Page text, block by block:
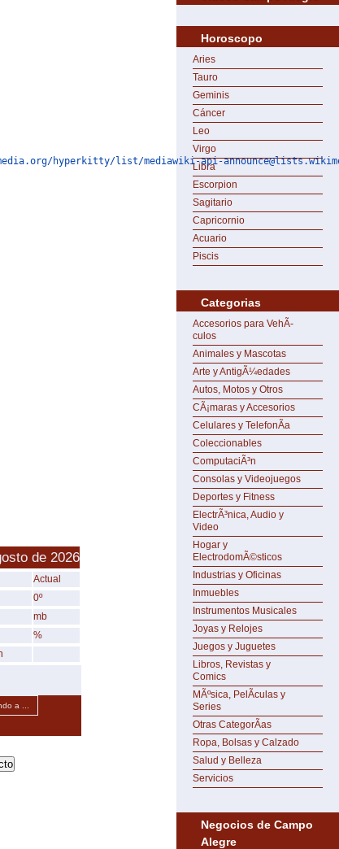
hyperkitty/list/mediawiki-api-announce@lists.wikimedia.org/
de 2026
Actual
0º
mb
%
a ...
Horoscopo
Aries
Tauro
Geminis
Cáncer
Leo
Virgo
Libra
Escorpion
Sagitario
Capricornio
Acuario
Piscis
Categorias
Accesorios para VehÃ­
culos
Animales y Mascotas
Arte y AntigÃ¼edades
Autos, Motos y Otros
CÃ¡maras y Accesorios
Celulares y TelefonÃ­a
Coleccionables
ComputaciÃ³n
Consolas y Videojuegos
Deportes y Fitness
ElectrÃ³nica, Audio y
Video
Hogar y
ElectrodomÃ©sticos
Industrias y Oficinas
Inmuebles
Instrumentos Musicales
Joyas y Relojes
Juegos y Juguetes
Libros, Revistas y
Comics
MÃºsica, PelÃ­culas y
Series
Otras CategorÃ­as
Ropa, Bolsas y Calzado
Salud y Belleza
Servicios
Negocios de Campo
Alegre